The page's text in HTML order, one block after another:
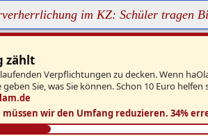
im KZ: Schüler tragen Bild
zählt
Verpflichtungen zu decken. Wenn
geben Sie, was Sie können. Schon 10 Euro
wir den Umfang reduzieren. 34%